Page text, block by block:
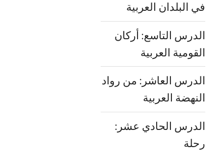
في البلدان العربية
الدرس التاسع: أركان
القومية العربية
الدرس العاشر: من رواد
النهضة العربية
الدرس الحادي عشر:
رحلة